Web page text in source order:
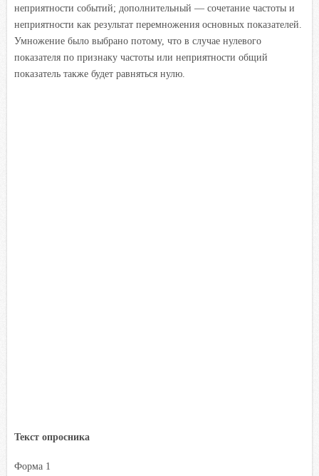
неприятности событий; дополнительный — сочетание частоты и
неприятности как результат перемножения основных показателей.
Умножение было выбрано потому, что в случае нулевого
показателя по признаку частоты или неприятности общий
показатель также будет равняться нулю.
Текст опросника
Форма 1